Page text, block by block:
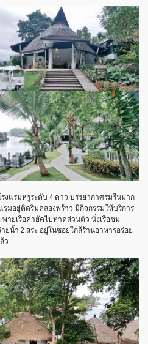
รงแรมหรูระดับ 4 ดาว บรรยากาศร่มรื่นมาก
รมอยู่ติดริมคลองพร้าว มีกิจกรรมให้บริการ
พายเรือคายัคไปหาดส่วนตัว นั่งเรือชม
น้ำ 2 สระ อยู่ในซอยใกล้ร้านอาหารอร่อย
ว